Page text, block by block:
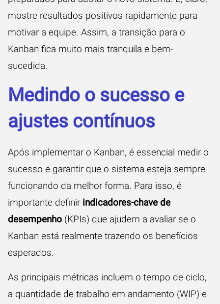
mostre resultados positivos rapidamente para
motivar a equipe. Assim, a transição para o
Kanban fica muito mais tranquila e bem-
sucedida.
Medindo o sucesso e
ajustes contínuos
Após implementar o Kanban, é essencial medir o
sucesso e garantir que o sistema esteja sempre
funcionando da melhor forma. Para isso, é
importante definir indicadores-chave de
desempenho (KPIs) que ajudem a avaliar se o
Kanban está realmente trazendo os benefícios
esperados.
As principais métricas incluem o tempo de ciclo,
a quantidade de trabalho em andamento (WIP) e